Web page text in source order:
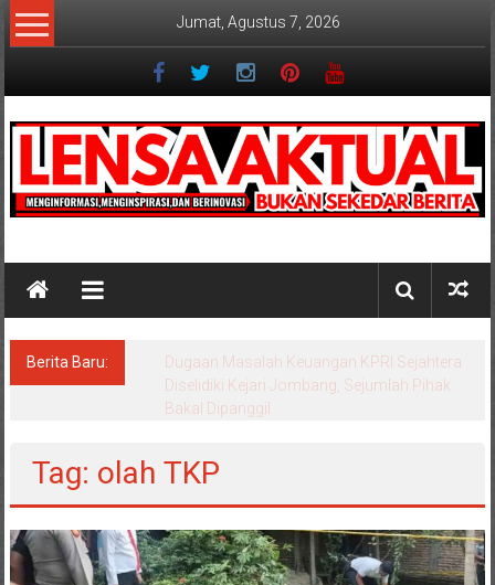
Lompat
ke
Jumat, Agustus 7, 2026
Berita Baru:
Dugaan Masalah Keuangan KPRI Sejahtera
Diselidiki Kejari Jombang, Sejumlah Pihak
Bakal Dipanggil
Tag: olah TKP